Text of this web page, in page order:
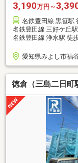
3,190万円～
名鉄豊田線 黒笹駅
名鉄豊田線 三好ケ丘
名鉄豊田線 浄水駅 徒
愛知県みよし市福
徳倉（三島二日町